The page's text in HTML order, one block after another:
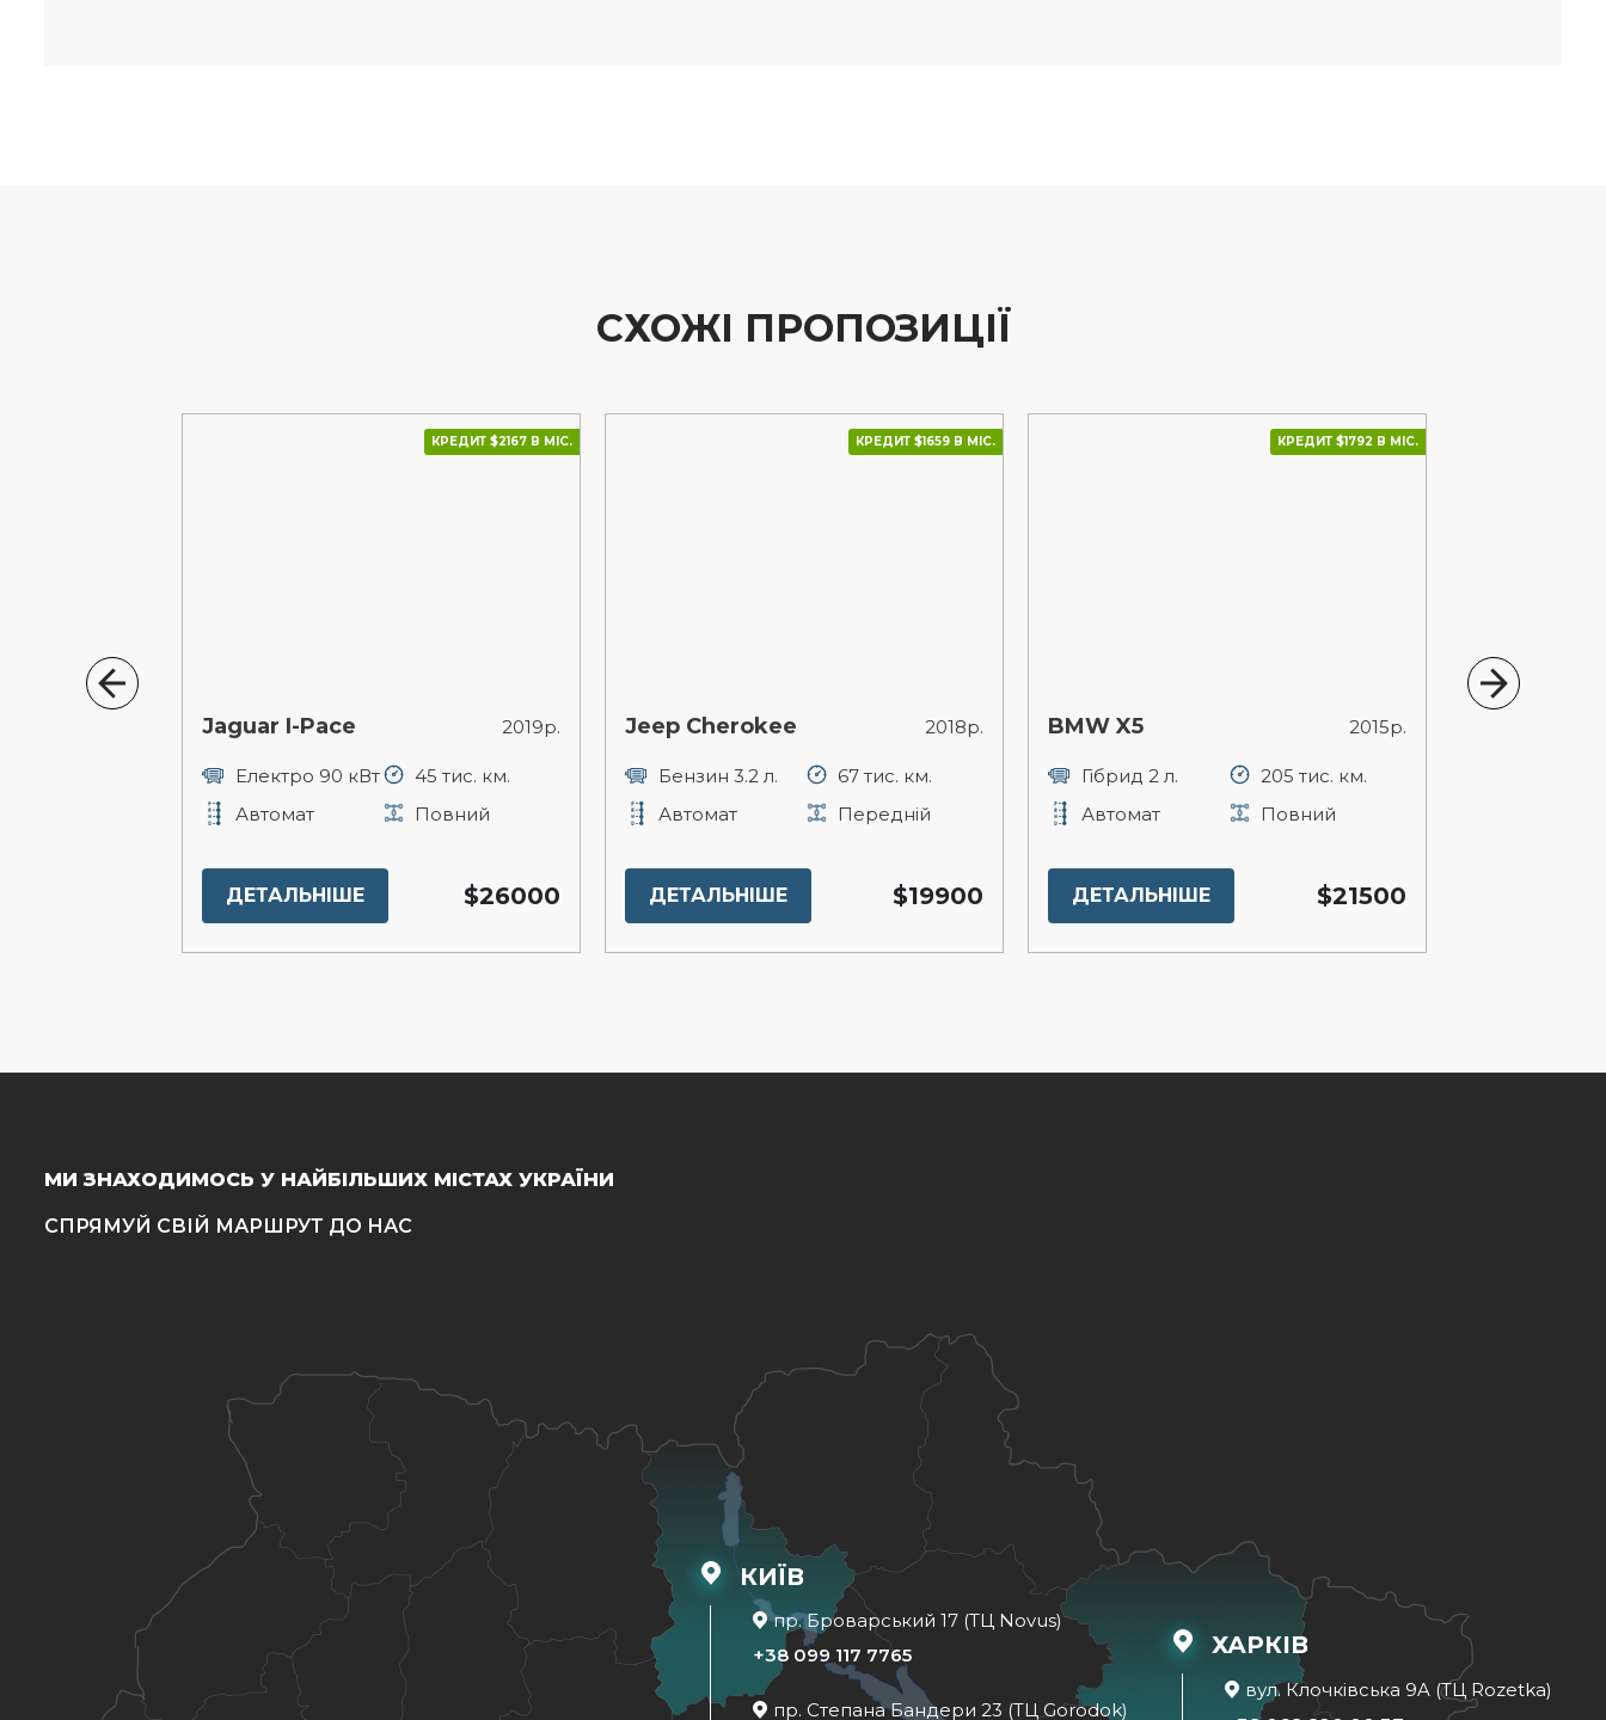
СХОЖІ ПРОПОЗИЦІЇ
КРЕДИТ $2167 В МІС.
Jaguar I-Pace 2019р.
Електро 90 кВт
45 тис. км.
Автомат
Повний
ДЕТАЛЬНІШЕ $26000
КРЕДИТ $1659 В МІС.
Jeep Cherokee 2018р.
Бензин 3.2 л.
67 тис. км.
Автомат
Передній
ДЕТАЛЬНІШЕ $19900
КРЕДИТ $1792 В МІС.
BMW X5 2015р.
Гібрид 2 л.
205 тис. км.
Автомат
Повний
ДЕТАЛЬНІШЕ $21500
МИ ЗНАХОДИМОСЬ У НАЙБІЛЬШИХ МІСТАХ УКРАЇНИ
СПРЯМУЙ СВІЙ МАРШРУТ ДО НАС
КИЇВ
пр. Броварський 17 (ТЦ Novus)
+38 099 117 7765
пр. Степана Бандери 23 (ТЦ Gorodok)
ХАРКІВ
вул. Клочківська 9A (ТЦ Rozetka)